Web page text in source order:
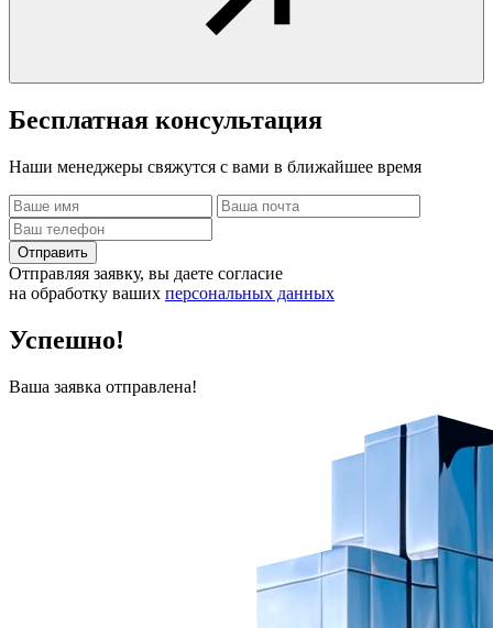
Бесплатная консультация
Наши менеджеры свяжутся с вами в ближайшее время
Отправить
Отправляя заявку, вы даете согласие
на обработку ваших персональных данных
Успешно!
Ваша заявка отправлена!